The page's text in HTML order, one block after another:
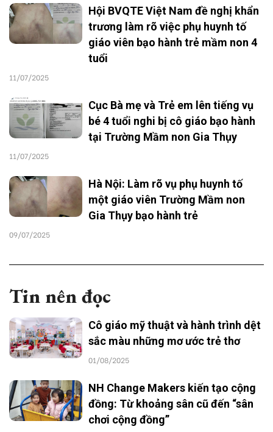
Hội BVQTE Việt Nam đề nghị khẩn
trương làm rõ việc phụ huynh tố
giáo viên bạo hành trẻ mầm non 4
tuổi
11/07/2025
Cục Bà mẹ và Trẻ em lên tiếng vụ
bé 4 tuổi nghi bị cô giáo bạo hành
tại Trường Mầm non Gia Thụy
11/07/2025
Hà Nội: Làm rõ vụ phụ huynh tố
một giáo viên Trường Mầm non
Gia Thụy bạo hành trẻ
09/07/2025
Tin nên đọc
Cô giáo mỹ thuật và hành trình dệt
sắc màu những mơ ước trẻ thơ
01/08/2025
NH Change Makers kiến tạo cộng
đồng: Từ khoảng sân cũ đến “sân
chơi cộng đồng”